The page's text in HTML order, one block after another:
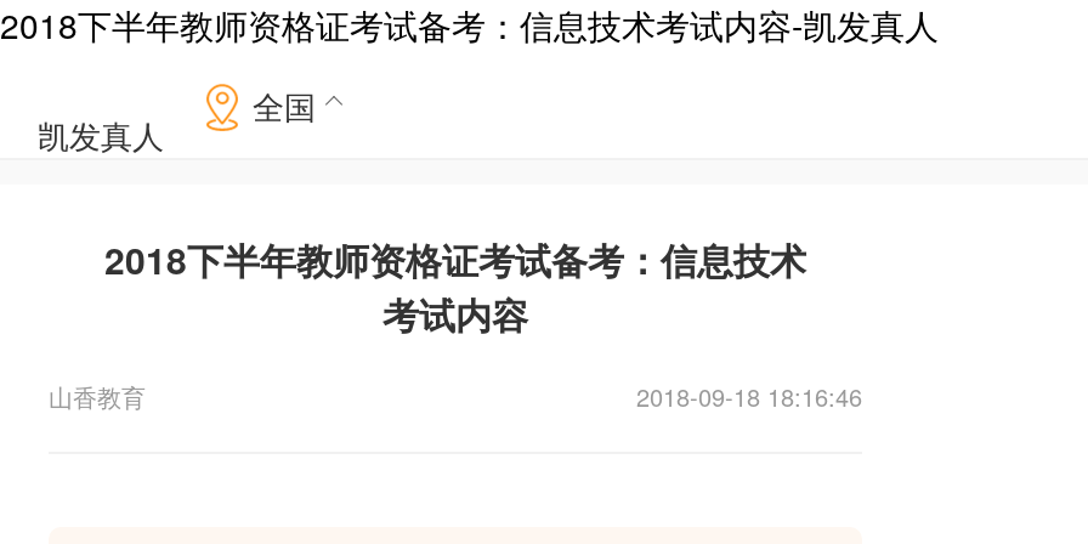
2018下半年教师资格证考试备考：信息技术考试内容-凯发真人
凯发真人
全国
2018下半年教师资格证考试备考：信息技术
考试内容
山香教育 2018-09-18 18:16:46